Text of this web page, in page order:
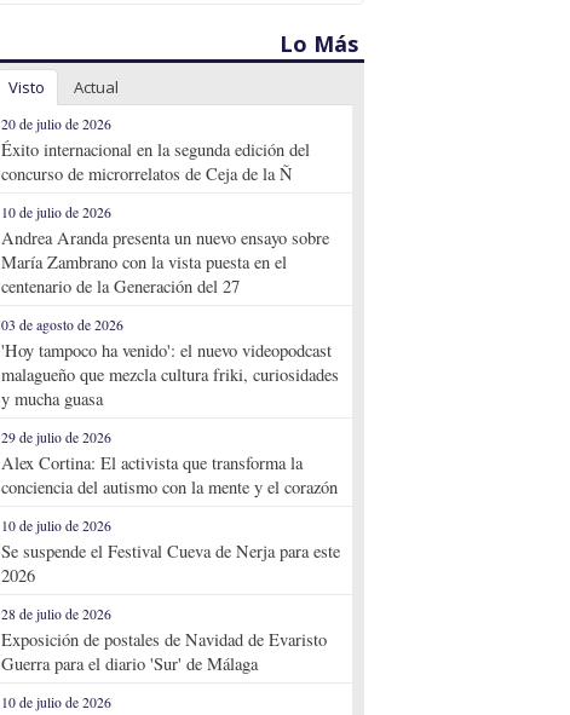
Lo Más
Visto Actual
20 de julio de 2026
Éxito internacional en la segunda edición del
concurso de microrrelatos de Ceja de la Ñ
10 de julio de 2026
Andrea Aranda presenta un nuevo ensayo sobre
María Zambrano con la vista puesta en el
centenario de la Generación del 27
03 de agosto de 2026
'Hoy tampoco ha venido': el nuevo videopodcast
malagueño que mezcla cultura friki, curiosidades
y mucha guasa
29 de julio de 2026
Alex Cortina: El activista que transforma la
conciencia del autismo con la mente y el corazón
10 de julio de 2026
Se suspende el Festival Cueva de Nerja para este
2026
28 de julio de 2026
Exposición de postales de Navidad de Evaristo
Guerra para el diario 'Sur' de Málaga
10 de julio de 2026